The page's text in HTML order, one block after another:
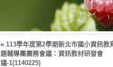
« 113學年度第2學期新北市國小資訊教
題輔導團團務會議：資訊教材研發會
議-1(1140225)